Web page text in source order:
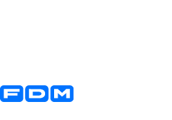
Yderligere information og